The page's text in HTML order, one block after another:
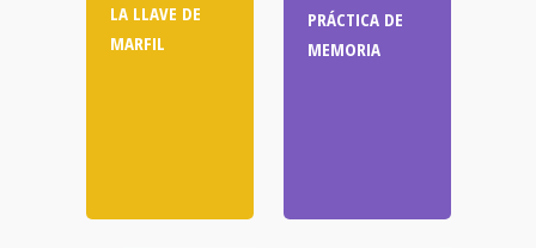
LA LLAVE DE
MARFIL
PRÁCTICA DE
MEMORIA